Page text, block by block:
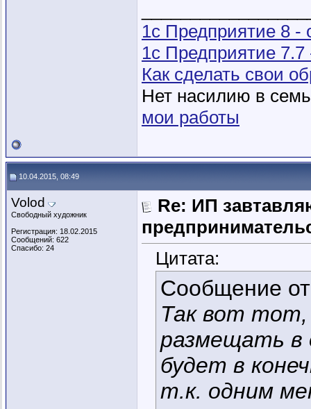
1с Предприятие 8 -
1с Предприятие
Как сделать свои
Нет насилию в
мои работы
10.04.2015, 08:49
Volod
Свободный художник
Регистрация: 18.02.2015
Сообщений: 622
Спасибо: 24
Re: ИП
Цитата:
Сообщение
Так вот
размещать в
будет в
т.к. одним